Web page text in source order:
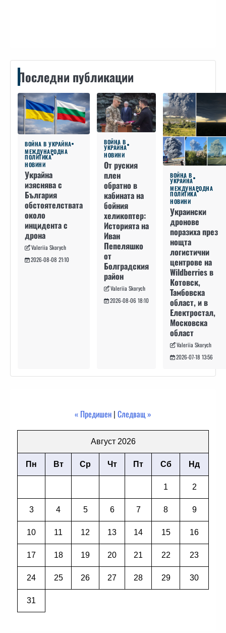
Последни публикации
ВОЙНА В УКРАЙНА
МЕЖДУНАРОДНА
ПОЛИТИКА
НОВИНИ
Украйна
изяснява с
България
обстоятелствата
около
инцидента с
дрона
Valeriia Skorych
2026-08-08 21:10
ВОЙНА В
УКРАЙНА
НОВИНИ
От руския
плен
обратно в
кабината на
бойния
хеликоптер:
Историята на
Иван
Пепеляшко
от
Болградския
район
Valeriia Skorych
2026-08-06 18:10
ВОЙНА В
УКРАЙНА
МЕЖДУНАРОДНА
ПОЛИТИКА
НОВИНИ
Украински
дронове
поразиха през
нощта
логистични
центрове на
Wildberries в
Котовск,
Тамбовска
област, и в
Електростал,
Московска
област
Valeriia Skorych
2026-07-18 13:56
« Предишен | Следващ »
Август 2026
Пн Вт Ср Чт Пт Сб Нд
1 2
3 4 5 6 7 8 9
10 11 12 13 14 15 16
17 18 19 20 21 22 23
24 25 26 27 28 29 30
31